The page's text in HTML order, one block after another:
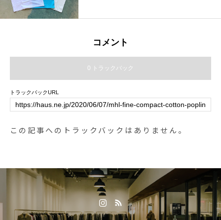
コメント
0 トラックバック
トラックバックURL
この記事へのトラックバックはありません。